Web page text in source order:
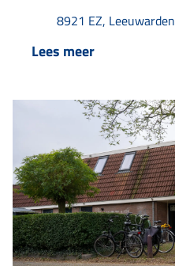
8921 EZ, Leeuwarden
Lees meer